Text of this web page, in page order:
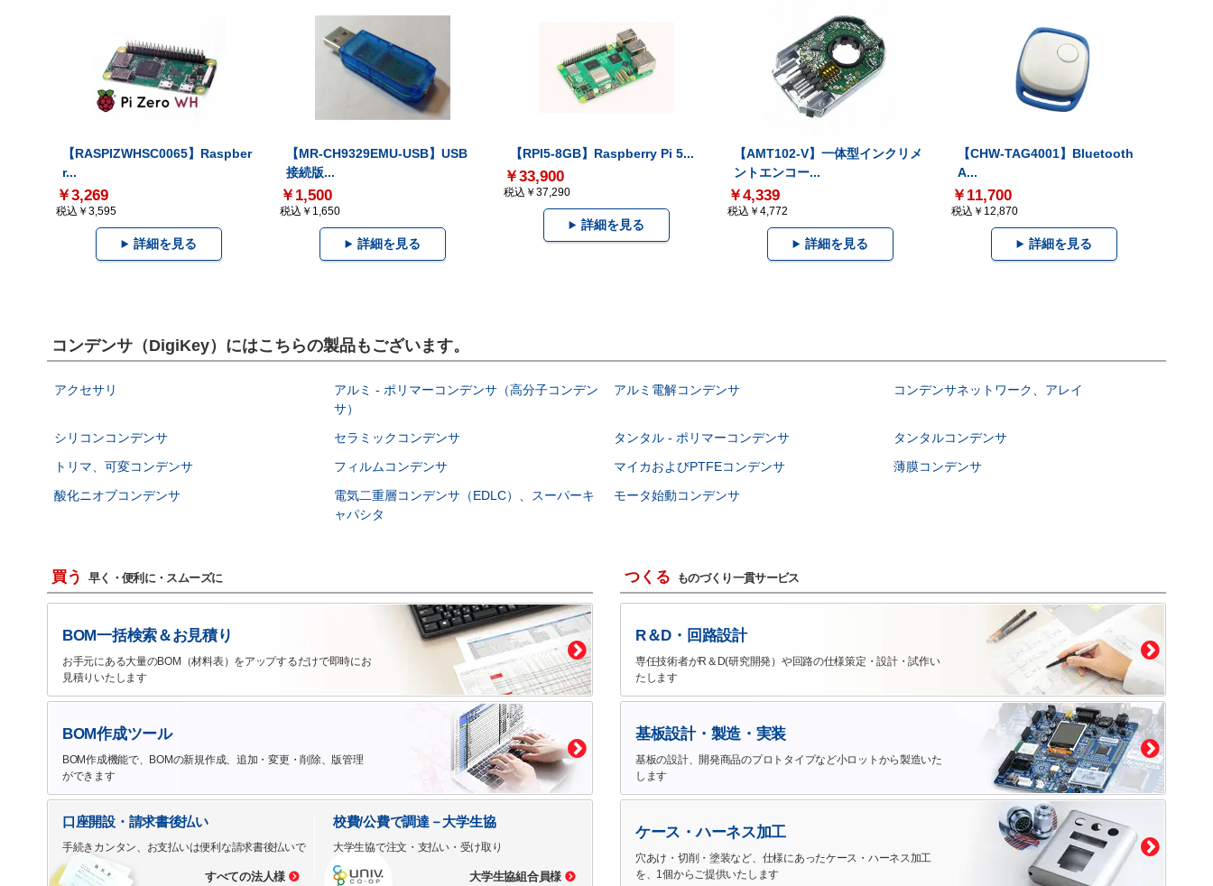
【RASPIZWHSC0065】Raspber
r...
￥3,269
税込￥3,595
詳細を見る
【MR-CH9329EMU-USB】USB
接続版...
￥1,500
税込￥1,650
詳細を見る
【RPI5-8GB】Raspberry Pi 5...
￥33,900
税込￥37,290
詳細を見る
【AMT102-V】一体型インクリメ
ントエンコー...
￥4,339
税込￥4,772
詳細を見る
【CHW-TAG4001】Bluetooth
A...
￥11,700
税込￥12,870
詳細を見る
コンデンサ（DigiKey）にはこちらの製品もございます。
アクセサリ
アルミ - ポリマーコンデンサ（高分子コンデン
サ）
アルミ電解コンデンサ コンデンサネットワーク、アレイ
シリコンコンデンサ セラミックコンデンサ タンタル - ポリマーコンデンサ
タンタルコンデンサ
トリマ、可変コンデンサ
フィルムコンデンサ マイカおよびPTFEコンデンサ
薄膜コンデンサ
酸化ニオブコンデンサ
電気二重層コンデンサ（EDLC）、スーパーキ
ャパシタ
モータ始動コンデンサ
買う 早く・便利に・スムーズに
BOM一括検索＆お見積り
お手元にある大量のBOM（材料表）をアップするだけで即時にお
見積りいたします
BOM作成ツール
BOM作成機能で、BOMの新規作成、追加・変更・削除、版管理
ができます
口座開設・請求書後払い
手続きカンタン、お支払いは便利な請求書後払いで
すべての法人様
校費/公費で調達－大学生協
大学生協で注文・支払い・受け取り
大学生協組合員様
つくる ものづくり一貫サービス
R＆D・回路設計
専任技術者がR＆D(研究開発）や回路の仕様策定・設計・試作い
たします
基板設計・製造・実装
基板の設計、開発商品のプロトタイプなど小ロットから製造いた
します
ケース・ハーネス加工
穴あけ・切削・塗装など、仕様にあったケース・ハーネス加工
を、1個からご提供いたします